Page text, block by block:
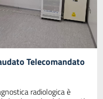
Telecomandato
radiologica è